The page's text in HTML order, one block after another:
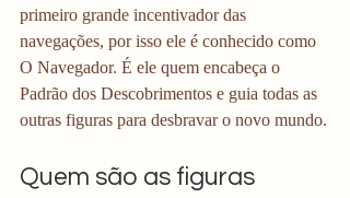
primeiro grande incentivador das
navegações, por isso ele é conhecido como
O Navegador. É ele quem encabeça o
Padrão dos Descobrimentos e guia todas as
outras figuras para desbravar o novo mundo.
Quem são as figuras